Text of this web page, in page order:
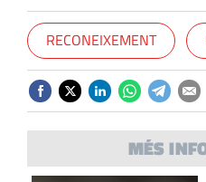
RECONEIXEMENT
MÉS